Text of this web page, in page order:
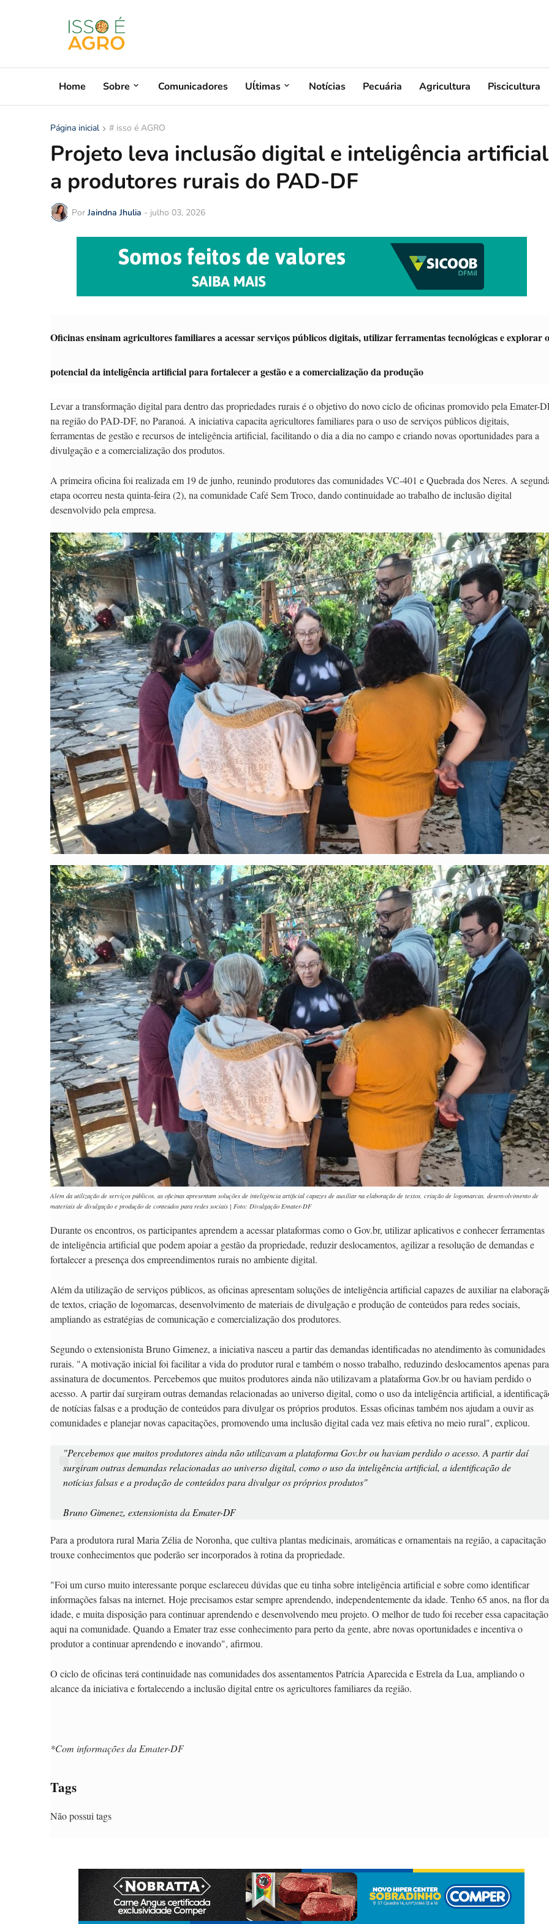
Home Sobre Comunicadores Uĺtimas Notícias Pecuária Agricultura Piscicultura
Página inicial # isso é AGRO
Projeto leva inclusão digital e inteligência artificial
a produtores rurais do PAD-DF
Por Jaindna Jhulia - julho 03, 2026
Oficinas ensinam agricultores familiares a acessar serviços públicos digitais, utilizar ferramentas tecnológicas e explorar o
potencial da inteligência artificial para fortalecer a gestão e a comercialização da produção
Levar a transformação digital para dentro das propriedades rurais é o objetivo do novo ciclo de oficinas promovido pela Emater-
na região do PAD-DF, no Paranoá. A iniciativa capacita agricultores familiares para o uso de serviços públicos digitais,
ferramentas de gestão e recursos de inteligência artificial, facilitando o dia a dia no campo e criando novas oportunidades para a
divulgação e a comercialização dos produtos.
A primeira oficina foi realizada em 19 de junho, reunindo produtores das comunidades VC-401 e Quebrada dos Neres. A
etapa ocorreu nesta quinta-feira (2), na comunidade Café Sem Troco, dando continuidade ao trabalho de inclusão digital
desenvolvido pela empresa.
Além da utilização de serviços públicos, as oficinas apresentam soluções de inteligência artificial capazes de auxiliar na elaboração de textos, criação de logomarcas, desenvolvimento de
materiais de divulgação e produção de conteúdos para redes sociais | Foto: Divulgação Emater-DF
Durante os encontros, os participantes aprendem a acessar plataformas como o Gov.br, utilizar aplicativos e conhecer ferramentas
de inteligência artificial que podem apoiar a gestão da propriedade, reduzir deslocamentos, agilizar a resolução de demandas e
fortalecer a presença dos empreendimentos rurais no ambiente digital.
Além da utilização de serviços públicos, as oficinas apresentam soluções de inteligência artificial capazes de auxiliar na
de textos, criação de logomarcas, desenvolvimento de materiais de divulgação e produção de conteúdos para redes sociais,
ampliando as estratégias de comunicação e comercialização dos produtores.
Segundo o extensionista Bruno Gimenez, a iniciativa nasceu a partir das demandas identificadas no atendimento às comunidades
rurais. "A motivação inicial foi facilitar a vida do produtor rural e também o nosso trabalho, reduzindo deslocamentos apenas para
assinatura de documentos. Percebemos que muitos produtores ainda não utilizavam a plataforma Gov.br ou haviam perdido o
acesso. A partir daí surgiram outras demandas relacionadas ao universo digital, como o uso da inteligência artificial, a
de notícias falsas e a produção de conteúdos para divulgar os próprios produtos. Essas oficinas também nos ajudam a ouvir as
comunidades e planejar novas capacitações, promovendo uma inclusão digital cada vez mais efetiva no meio rural", explicou.
"Percebemos que muitos produtores ainda não utilizavam a plataforma Gov.br ou haviam perdido o acesso. A partir daí
surgiram outras demandas relacionadas ao universo digital, como o uso da inteligência artificial, a identificação de
notícias falsas e a produção de conteúdos para divulgar os próprios produtos"
Bruno Gimenez, extensionista da Emater-DF
Para a produtora rural Maria Zélia de Noronha, que cultiva plantas medicinais, aromáticas e ornamentais na região, a capacitação
trouxe conhecimentos que poderão ser incorporados à rotina da propriedade.
"Foi um curso muito interessante porque esclareceu dúvidas que eu tinha sobre inteligência artificial e sobre como identificar
informações falsas na internet. Hoje precisamos estar sempre aprendendo, independentemente da idade. Tenho 65 anos, na flor da
idade, e muita disposição para continuar aprendendo e desenvolvendo meu projeto. O melhor de tudo foi receber essa capacitação
aqui na comunidade. Quando a Emater traz esse conhecimento para perto da gente, abre novas oportunidades e incentiva o
produtor a continuar aprendendo e inovando", afirmou.
O ciclo de oficinas terá continuidade nas comunidades dos assentamentos Patrícia Aparecida e Estrela da Lua, ampliando o
alcance da iniciativa e fortalecendo a inclusão digital entre os agricultores familiares da região.
*Com informações da Emater-DF
Tags
Não possui tags